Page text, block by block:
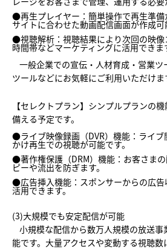
●再生プレイヤー：簡単操作で再生準備
サイトに合わせた動画配信画面が作成可
●視聴解析：視聴結果により次回の映
時間帯などマーケティングに活用できま
一般企業での宣伝・人材育成・営業ツ
ツールなどにお気軽にご利用いただけま
【セレクトプラン】シンプルプランの
備える予定です。
●ライブ映像録画（DVR）機能：ライブ
かけ再生での視聴が可能です。
●著作権保護（DRM）機能：お客さま
ピーや流出を防ぎます。
●広告挿入機能：スポンサーからの広告
活用できます。
(3)大規模でも安定配信が可能
小規模な配信から数万人規模の放送
能です。大量アクセスや変動する視聴